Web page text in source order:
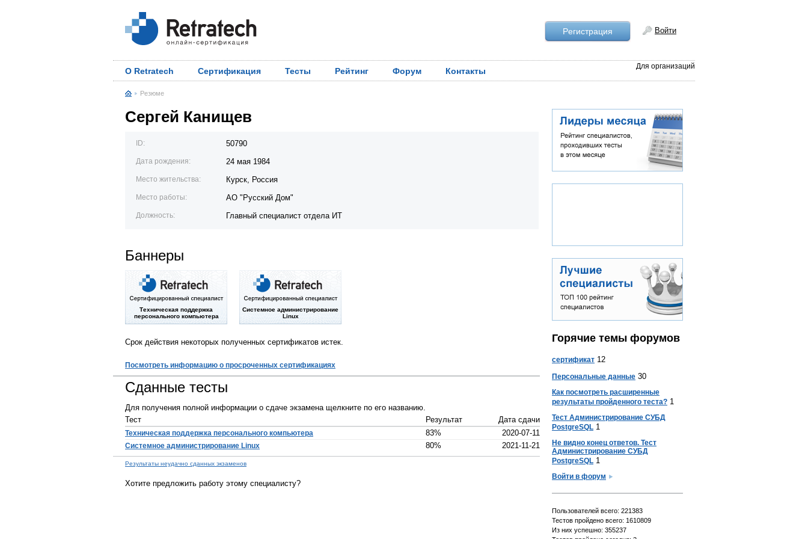
Рeгистрация Войти
Для организаций
О Retratech Сертификация Тесты Рейтинг Форум Контакты
Резюме
Сергей Канищев
ID: 50790
Дата рождения: 24 мая 1984
Место жительства: Курск, Россия
Место работы: АО "Русский Дом"
Должность: Главный специалист отдела ИТ
Баннеры
Техническая поддержка
персонального компьютера
Системное администрирование
Linux
Срок действия некоторых полученных сертификатов истек.
Посмотреть информацию о просроченных сертификациях
Сданные тесты
Для получения полной информации о сдаче экзамена щелкните по его названию.
Тест
Результат Дата сдачи
Техническая поддержка персонального компьютера 83% 2020-07-11
Системное администрирование Linux 80% 2021-11-21
Результаты неудачно сданных экзаменов
Хотите предложить работу этому специалисту?
Горячие темы форумов
сертификат 12
Персональные данные 30
Как посмотреть расширенные
результаты пройденного теста? 1
Тест Администрирование СУБД
PostgreSQL 1
Не видно конец ответов. Тест
Администрирование СУБД
PostgreSQL 1
Войти в форум
Пользователей всего: 221383
Тестов пройдено всего: 1610809
Из них успешно: 355237